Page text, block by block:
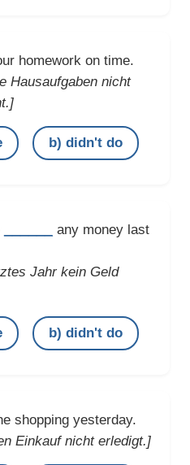
homework on time.
Hausaufgaben nicht
b) didn't do
any money last
Jahr kein Geld
b) didn't do
shopping yesterday.
Einkauf nicht erledigt.]